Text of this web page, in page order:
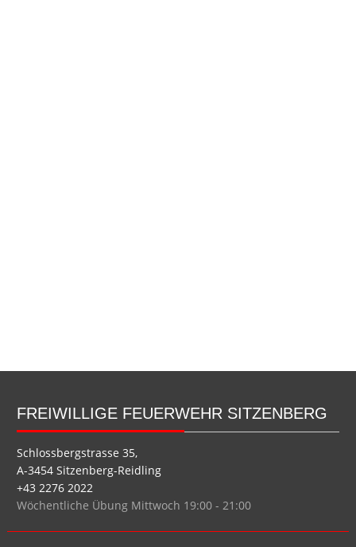
FREIWILLIGE FEUERWEHR SITZENBERG
Schlossbergstrasse 35,
A-3454 Sitzenberg-Reidling
+43 2276 2022
Wöchentliche Übung Mittwoch 19:00 - 21:00